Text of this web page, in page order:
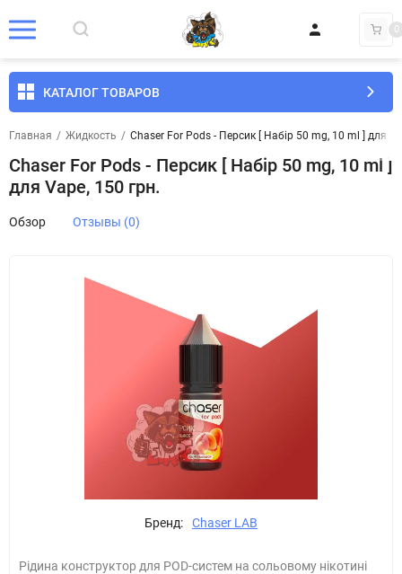
0
КАТАЛОГ ТОВАРОВ
Главная / Жидкость / Chaser For Pods - Персик [ Набір 50 mg, 10 ml ] для
Chaser For Pods - Персик [ Набір 50 mg, 10 ml ]
для Vape, 150 грн.
Обзор Отзывы (0)
Бренд: Chaser LAB
Рідина конструктор для POD-систем на сольовому нікотині